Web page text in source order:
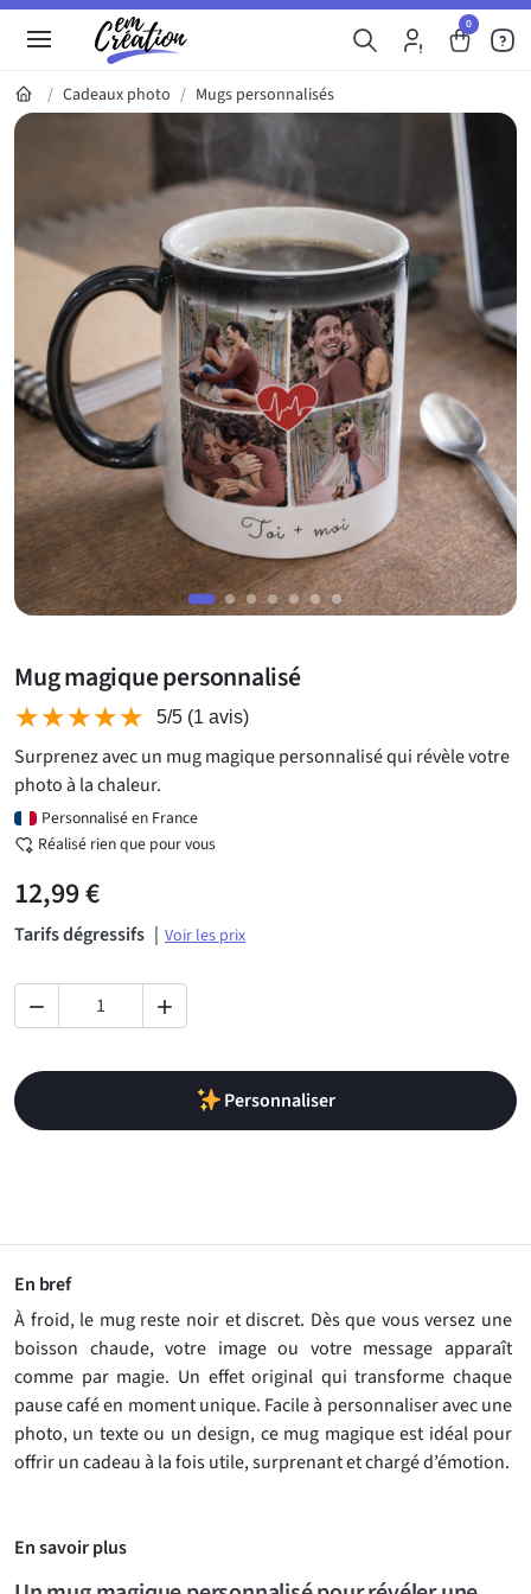
0
Cadeaux photo Mugs personnalisés
Galerie du produit
Mug magique personnalisé
★★★★★
★★★★★ 5/5 (1 avis)
Surprenez avec un mug magique personnalisé qui révèle votre
photo à la chaleur.
Personnalisé en France
Réalisé rien que pour vous
12,99 €
Tarifs dégressifs | Voir les prix
 
Personnaliser
En bref
À froid, le mug reste noir et discret. Dès que vous versez une
boisson chaude, votre image ou votre message apparaît
comme par magie. Un effet original qui transforme chaque
pause café en moment unique. Facile à personnaliser avec une
photo, un texte ou un design, ce mug magique est idéal pour
offrir un cadeau à la fois utile, surprenant et chargé d’émotion.
En savoir plus